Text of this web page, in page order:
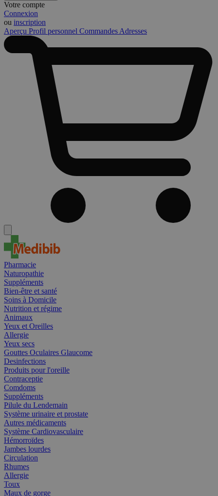
Votre compte
Connexion
ou inscription
Aperçu Profil personnel Commandes Adresses
Pharmacie
Naturopathie
Suppléments
Bien-être et santé
Soins à Domicile
Nutrition et régime
Animaux
Yeux et Oreilles
Allergie
Yeux secs
Gouttes Oculaires Glaucome
Desinfections
Produits pour l'oreille
Contraceptie
Comdoms
Suppléments
Pilule du Lendemain
Système urinaire et prostate
Autres médicaments
Système Cardiovasculaire
Hémorroïdes
Jambes lourdes
Circulation
Rhumes
Allergie
Toux
Maux de gorge